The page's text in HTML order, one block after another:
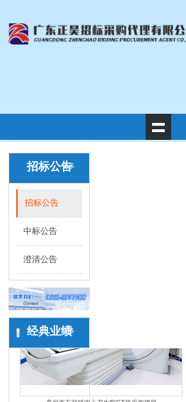
招标公告
更多
招标公告
中标公告
澄清公告
经典业绩
更多
高州市石鼓镇中心卫生院CT机采购项目